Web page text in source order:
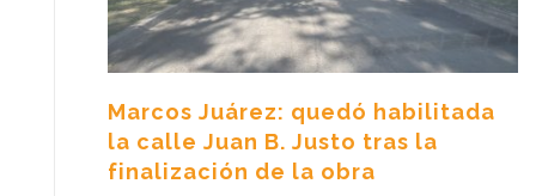
Marcos Juárez: quedó habilitada
la calle Juan B. Justo tras la
finalización de la obra